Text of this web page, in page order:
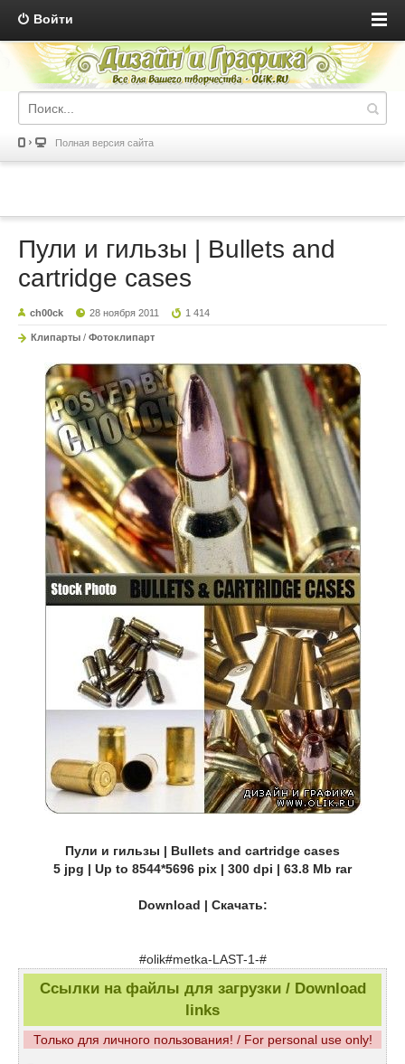
Войти
Полная версия сайта
Пули и гильзы | Bullets and
cartridge cases
ch00ck 28 ноября 2011 1 414
Клипарты / Фотоклипарт
Пули и гильзы | Bullets and cartridge cases
5 jpg | Up to 8544*5696 pix | 300 dpi | 63.8 Mb rar
Download | Скачать:
#olik#metka-LAST-1-#
Ссылки на файлы для загрузки / Download
links
Только для личного пользования! / For personal use only!